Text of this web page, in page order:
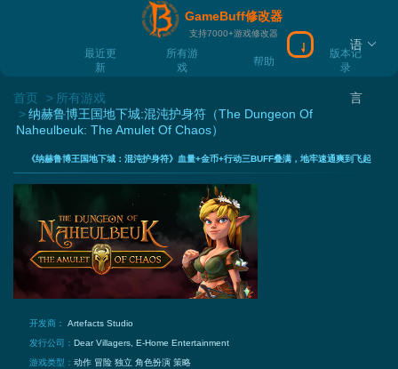
GameBuff修改器
支持7000+游戏修改器
最近更
新
所有游
戏
帮助
版本记
录
下载Gamebuff
语
言
首页
所有游戏
纳赫鲁博王国地下城:混沌护身符（The Dungeon Of
Naheulbeuk: The Amulet Of Chaos）
《纳赫鲁博王国地下城：混沌护身符》血量+金币+行动三BUFF叠满，地牢速通爽到飞起
开发商： Artefacts Studio
发行公司： Dear Villagers, E-Home Entertainment
游戏类型： 动作冒险独立 角色扮演策略